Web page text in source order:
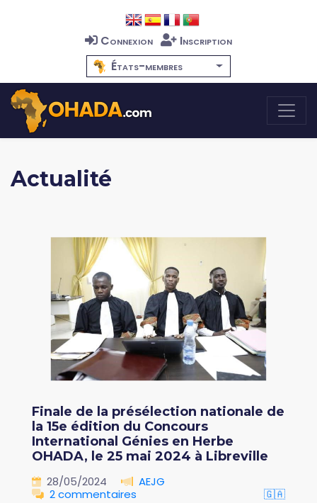
Connexion
Inscription
États-membres
Actualité
Finale de la présélection nationale de
la 15e édition du Concours
International Génies en Herbe
OHADA, le 25 mai 2024 à Libreville
28/05/2024
AEJG
2 commentaires
🇬🇦